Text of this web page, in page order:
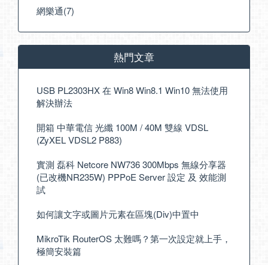
網樂通(7)
熱門文章
USB PL2303HX 在 Win8 Win8.1 Win10 無法使用
解決辦法
開箱 中華電信 光纖 100M / 40M 雙線 VDSL
(ZyXEL VDSL2 P883)
實測 磊科 Netcore NW736 300Mbps 無線分享器
(已改機NR235W) PPPoE Server 設定 及 效能測
試
如何讓文字或圖片元素在區塊(Div)中置中
MikroTik RouterOS 太難嗎？第一次設定就上手，
極簡安裝篇